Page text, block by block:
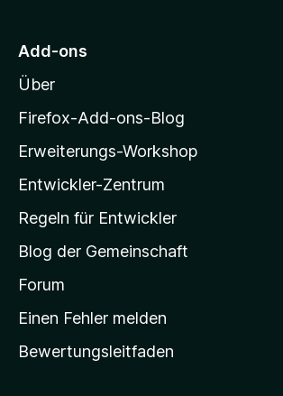
M
z
i
l
a
-
t
a
r
s
Add-ons
Über
Firefox-Add-ons-Blog
Erweiterungs-Workshop
Entwickler-Zentrum
Regeln für Entwickler
Blog der Gemeinschaft
Forum
Einen Fehler melden
Bewertungsleitfaden